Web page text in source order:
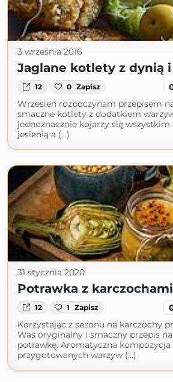
3 września 2016
Jaglane kotlety z dynią i
12 0 Zapisz
Wrzesień rozpoczynam przepisem
smaczne kotlety z dodatkiem
jednoznacznie kojarzy się wszystkim
jesienią a (...)
31 stycznia 2020
Potrawka z
12 1 Zapisz
Korzystając z sezonu na karczochy
Was oryginalny i smaczny przepis
potrawkę. Aromatyczna kompozycja
przygotowanych warzyw (...)